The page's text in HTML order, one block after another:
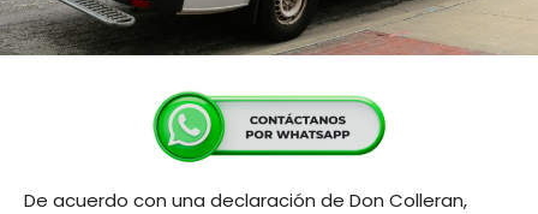
De acuerdo con una declaración de Don Colleran,